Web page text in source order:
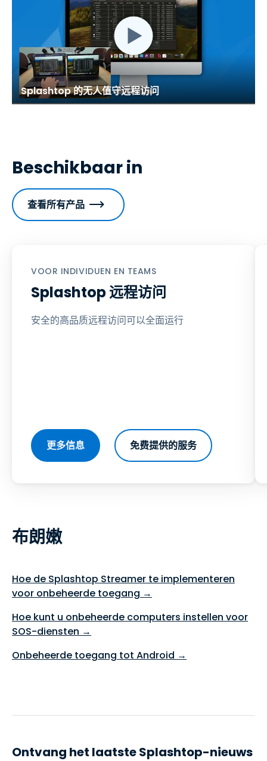
Splashtop 的无人值守远程访问
Beschikbaar in
查看所有产品
VOOR INDIVIDUEN EN TEAMS
Splashtop 远程访问
安全的高品质远程访问可以全面运行
更多信息 免费提供的服务
布朗嫩
Hoe de Splashtop Streamer te implementeren
voor onbeheerde toegang →
Hoe kunt u onbeheerde computers instellen voor
SOS-diensten →
Onbeheerde toegang tot Android →
Ontvang het laatste Splashtop-nieuws